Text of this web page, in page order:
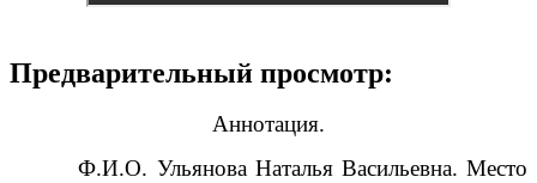
Предварительный просмотр:
Аннотация.
Ф.И.О. Ульянова Наталья Васильевна. Место